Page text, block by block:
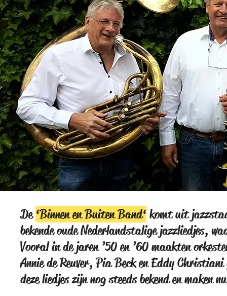
De‘Binnen en Buiten Band‘komt uit
bekende oude Nederlandstalige jazzliedjes,
Vooral in de jaren ’50 en ’60 maakten
Annie de Reuver, Pia Beck en Eddy
deze liedjes zijn nog steeds bekend en maken